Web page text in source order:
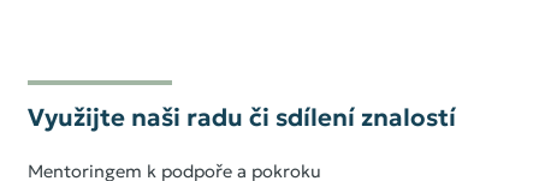
Využijte naši radu či sdílení znalostí
Mentoringem k podpoře a pokroku